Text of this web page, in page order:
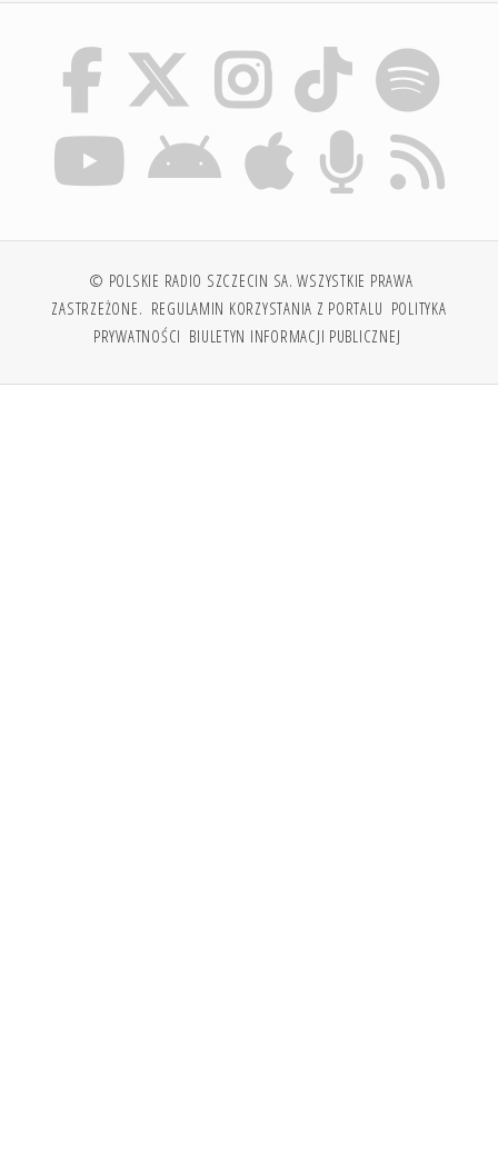
© POLSKIE RADIO SZCZECIN SA. WSZYSTKIE PRAWA
ZASTRZEŻONE. REGULAMIN KORZYSTANIA Z PORTALU POLITYKA
PRYWATNOŚCI BIULETYN INFORMACJI PUBLICZNEJ